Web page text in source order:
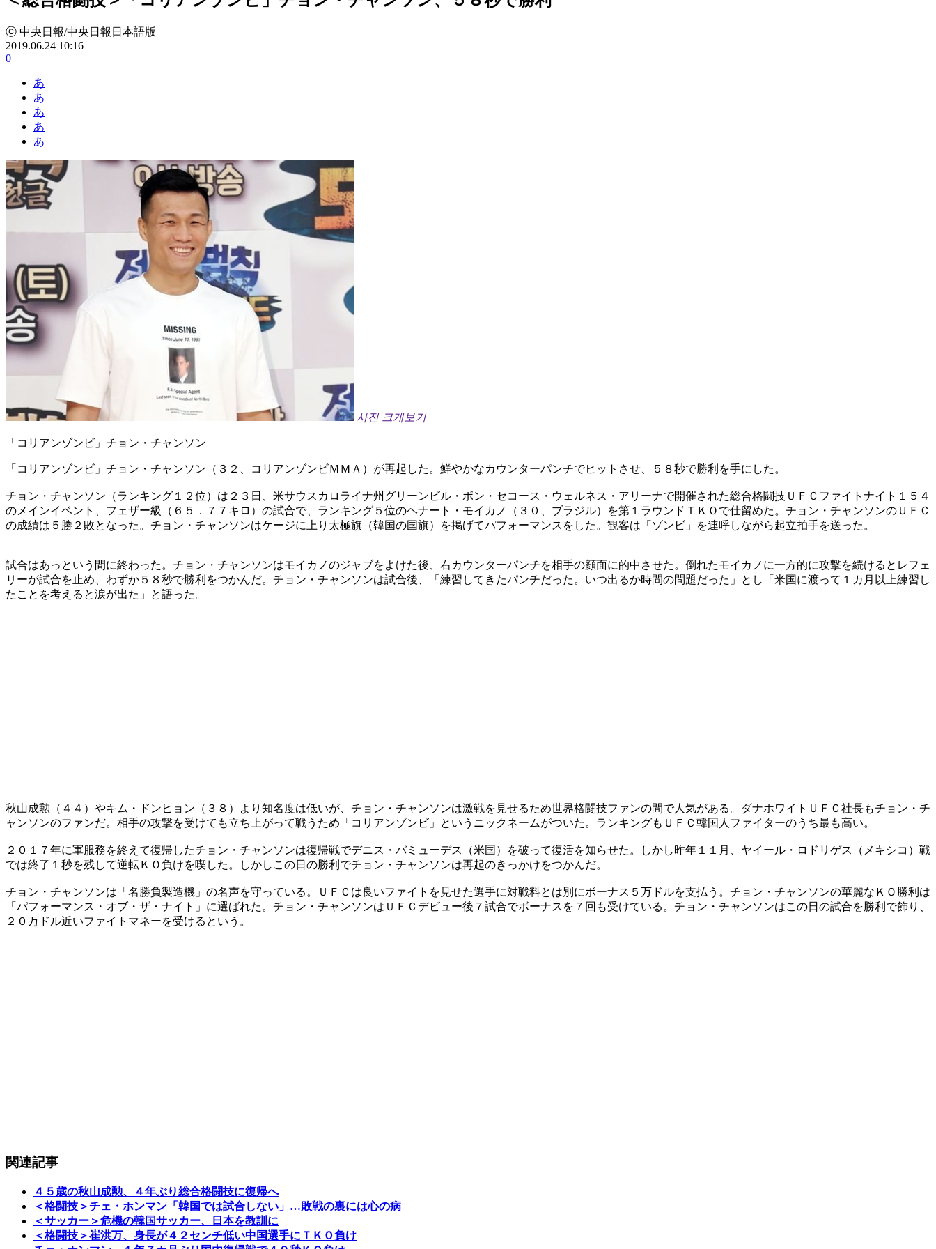
ⓒ 中央日報/中央日報日本語版
2019.06.24 10:16
0
あ
あ
あ
あ
あ
사진 크게보기
「コリアンゾンビ」チョン・チャンソン
「コリアンゾンビ」チョン・チャンソン（３２、コリアンゾンビＭＭＡ）が再起した。鮮やかなカウンターパンチでヒットさせ、５８秒で勝利を手にした。
チョン・チャンソン（ランキング１２位）は２３日、米サウスカロライナ州グリーンビル・ボン・セコース・ウェルネス・アリーナで開催された総合格闘技ＵＦＣファイトナイト１５４
のメインイベント、フェザー級（６５．７７キロ）の試合で、ランキング５位のヘナート・モイカノ（３０、ブラジル）を第１ラウンドＴＫＯで仕留めた。チョン・チャンソンのＵＦＣ
の成績は５勝２敗となった。チョン・チャンソンはケージに上り太極旗（韓国の国旗）を掲げてパフォーマンスをした。観客は「ゾンビ」を連呼しながら起立拍手を送った。
試合はあっという間に終わった。チョン・チャンソンはモイカノのジャブをよけた後、右カウンターパンチを相手の顔面に的中させた。倒れたモイカノに一方的に攻撃を続けるとレフェ
リーが試合を止め、わずか５８秒で勝利をつかんだ。チョン・チャンソンは試合後、「練習してきたパンチだった。いつ出るか時間の問題だった」とし「米国に渡って１カ月以上練習し
たことを考えると涙が出た」と語った。
秋山成勲（４４）やキム・ドンヒョン（３８）より知名度は低いが、チョン・チャンソンは激戦を見せるため世界格闘技ファンの間で人気がある。ダナホワイトＵＦＣ社長もチョン・チ
ャンソンのファンだ。相手の攻撃を受けても立ち上がって戦うため「コリアンゾンビ」というニックネームがついた。ランキングもＵＦＣ韓国人ファイターのうち最も高い。
２０１７年に軍服務を終えて復帰したチョン・チャンソンは復帰戦でデニス・バミューデス（米国）を破って復活を知らせた。しかし昨年１１月、ヤイール・ロドリゲス（メキシコ）戦
では終了１秒を残して逆転ＫＯ負けを喫した。しかしこの日の勝利でチョン・チャンソンは再起のきっかけをつかんだ。
チョン・チャンソンは「名勝負製造機」の名声を守っている。ＵＦＣは良いファイトを見せた選手に対戦料とは別にボーナス５万ドルを支払う。チョン・チャンソンの華麗なＫＯ勝利は
「パフォーマンス・オブ・ザ・ナイト」に選ばれた。チョン・チャンソンはＵＦＣデビュー後７試合でボーナスを７回も受けている。チョン・チャンソンはこの日の試合を勝利で飾り、
２０万ドル近いファイトマネーを受けるという。
関連記事
４５歳の秋山成勲、４年ぶり総合格闘技に復帰へ
＜格闘技＞チェ・ホンマン「韓国では試合しない」…敗戦の裏には心の病
＜サッカー＞危機の韓国サッカー、日本を教訓に
＜格闘技＞崔洪万、身長が４２センチ低い中国選手にＴＫＯ負け